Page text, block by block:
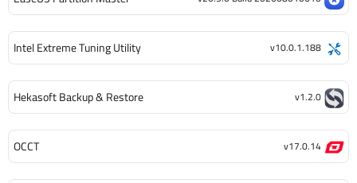
Intel Extreme Tuning Utility v10.0.1.188
Hekasoft Backup & Restore v1.2.0
OCCT v17.0.14